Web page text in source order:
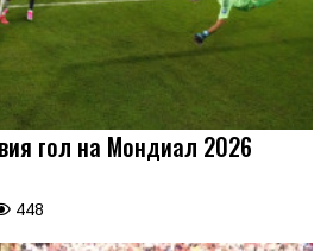
гол на Мондиал 2026
448